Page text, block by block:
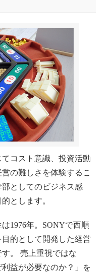
コスト意識、投資活動
の難しさを体験するこ
としてのビジネス感
とします。
1976年。SONYで西順
的として開発した経営
。 売上重視ではな
益が必要なのか？」を